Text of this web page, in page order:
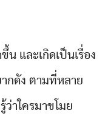
น และเกิดเป็นเรื่อง
กดัง ตามที่หลาย
าใครมาขโมย